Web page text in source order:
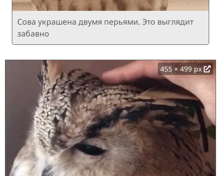
Сова украшена двумя перьями. Это выглядит
забавно
455 × 499 px